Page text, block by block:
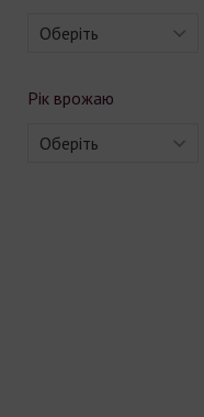
Оберіть
Рік врожаю
Оберіть